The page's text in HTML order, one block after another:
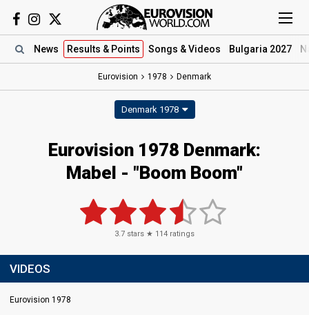
News Results & Points Songs & Videos Bulgaria 2027
Eurovision 1978 Denmark
Denmark 1978
Eurovision 1978 Denmark:
Mabel - "Boom Boom"
3.7 stars ★ 114 ratings
VIDEOS
Eurovision 1978